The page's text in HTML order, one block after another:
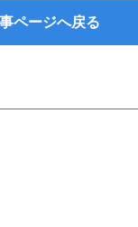
ページへ戻る